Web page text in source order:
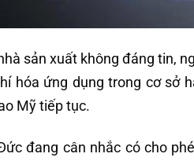
sản xuất không đáng tin,
hóa ứng dụng trong cơ sở
Mỹ tiếp tục.
đang cân nhắc có cho